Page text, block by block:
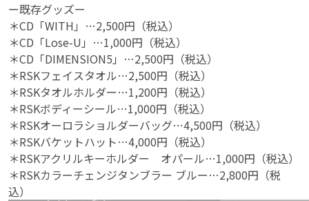
ー既存グッズー
＊CD「WITH」…2,500円（税込）
＊CD「Lose-U」…1,000円（税込）
＊CD「DIMENSION5」…2,500円（税込）
＊RSKフェイスタオル…2,500円（税込）
＊RSKタオルホルダー…1,200円（税込）
＊RSKボディーシール…1,000円（税込）
＊RSKオーロラショルダーバッグ…4,500円（税込）
＊RSKバケットハット…4,000円（税込）
＊RSKアクリルキーホルダー オパール…1,000円（税込）
＊RSKカラーチェンジタンブラー ブルー…2,800円（税
込）